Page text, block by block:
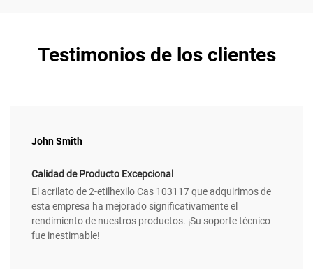
Testimonios de los clientes
John Smith
Calidad de Producto Excepcional
El acrilato de 2-etilhexilo Cas 103117 que adquirimos de
esta empresa ha mejorado significativamente el
rendimiento de nuestros productos. ¡Su soporte técnico
fue inestimable!